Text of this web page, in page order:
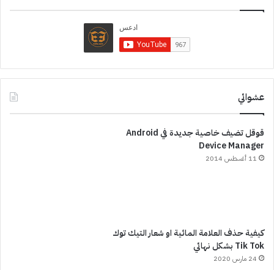
عشوائي
قوقل تضيف خاصية جديدة في Android
Device Manager
11 أغسطس 2014
كيفية حذف العلامة المائية او شعار التيك توك
Tik Tok بشكل نهائي
24 مارس 2020